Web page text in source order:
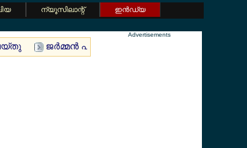
ന്യൂസിലാന്റ്
ഇന്‍ഡ്യ
ജര്‍മ്മന്‍ പാസ്പോര്‍ട്ടിനായി വന്‍ വ്യാജ
Advertisements